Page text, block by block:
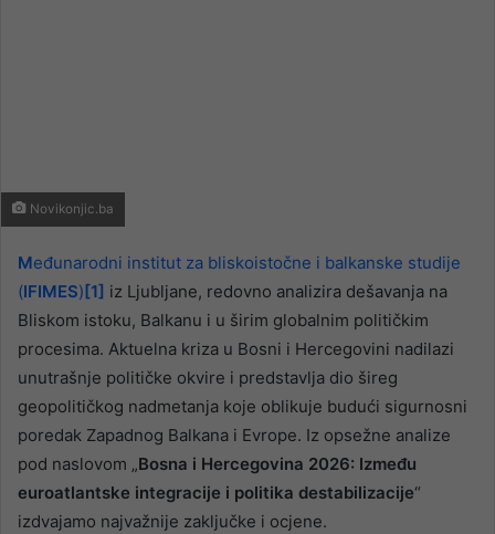
Novikonjic.ba
Međunarodni institut za bliskoistočne i balkanske studije
(IFIMES)[1] iz Ljubljane, redovno analizira dešavanja na
Bliskom istoku, Balkanu i u širim globalnim političkim
procesima. Aktuelna kriza u Bosni i Hercegovini nadilazi
unutrašnje političke okvire i predstavlja dio šireg
geopolitičkog nadmetanja koje oblikuje budući sigurnosni
poredak Zapadnog Balkana i Evrope. Iz opsežne analize
pod naslovom „Bosna i Hercegovina 2026: Između
euroatlantske integracije i politika destabilizacije“
izdvajamo najvažnije zaključke i ocjene.